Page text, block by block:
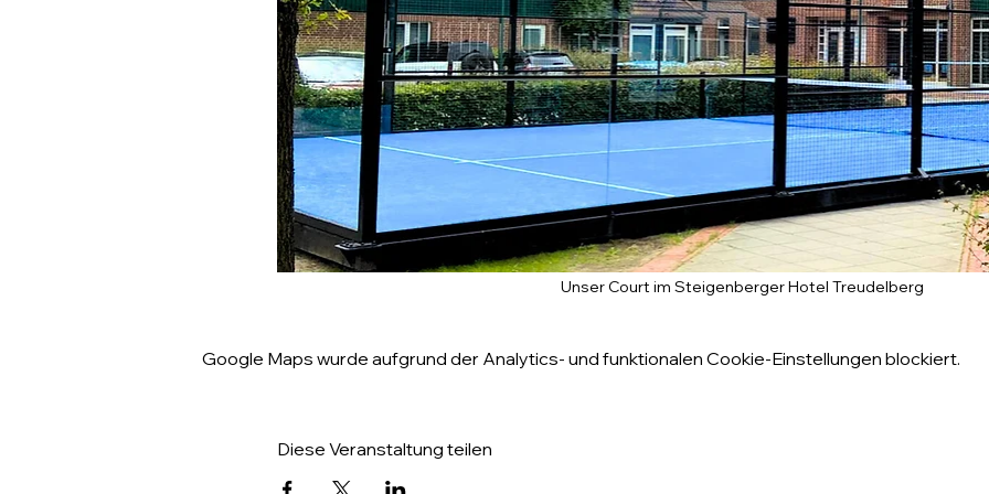
Unser Court im Steigenberger Hotel Treudelberg
Google Maps wurde aufgrund der Analytics- und funktionalen Cookie-Einstellungen blockiert.
Diese Veranstaltung teilen